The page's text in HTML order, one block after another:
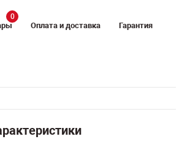
0
Оплата и доставка Гарантия